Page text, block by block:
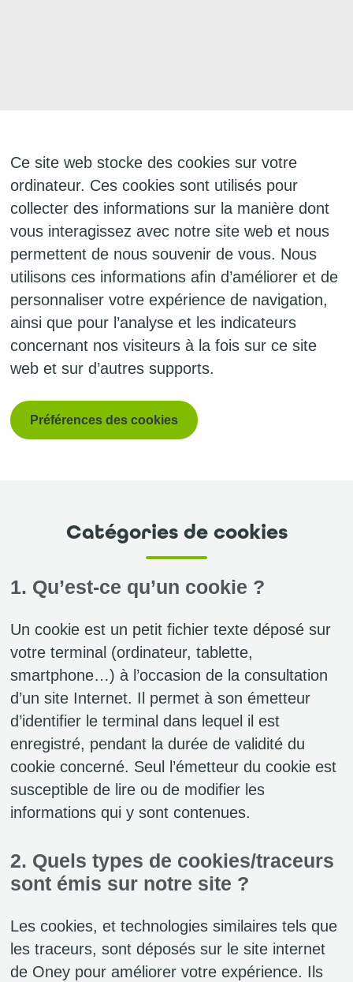
Ce site web stocke des cookies sur votre
ordinateur. Ces cookies sont utilisés pour
collecter des informations sur la manière dont
vous interagissez avec notre site web et nous
permettent de nous souvenir de vous. Nous
utilisons ces informations afin d’améliorer et de
personnaliser votre expérience de navigation,
ainsi que pour l’analyse et les indicateurs
concernant nos visiteurs à la fois sur ce site
web et sur d’autres supports.
Préférences des cookies
Catégories de cookies
1. Qu’est-ce qu’un cookie ?
Un cookie est un petit fichier texte déposé sur
votre terminal (ordinateur, tablette,
smartphone…) à l’occasion de la consultation
d’un site Internet. Il permet à son émetteur
d’identifier le terminal dans lequel il est
enregistré, pendant la durée de validité du
cookie concerné. Seul l’émetteur du cookie est
susceptible de lire ou de modifier les
informations qui y sont contenues.
2. Quels types de cookies/traceurs
sont émis sur notre site ?
Les cookies, et technologies similaires tels que
les traceurs, sont déposés sur le site internet
de Oney pour améliorer votre expérience. Ils